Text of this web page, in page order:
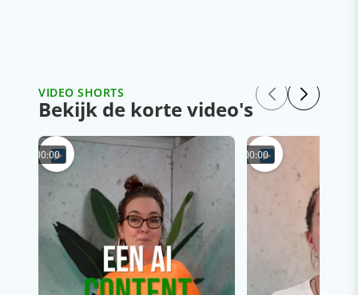
VIDEO SHORTS
Bekijk de korte video's
00:00 00:00